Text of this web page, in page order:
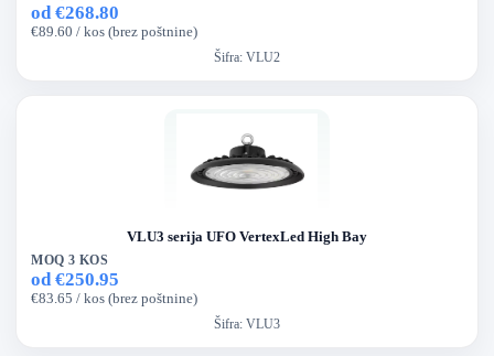
od €268.80
€89.60 / kos (brez poštnine)
Šifra: VLU2
VLU3 serija UFO VertexLed High Bay
MOQ 3 KOS
od €250.95
€83.65 / kos (brez poštnine)
Šifra: VLU3